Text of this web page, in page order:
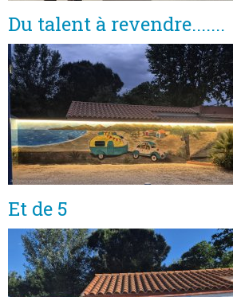
Du talent à revendre.......
Et de 5